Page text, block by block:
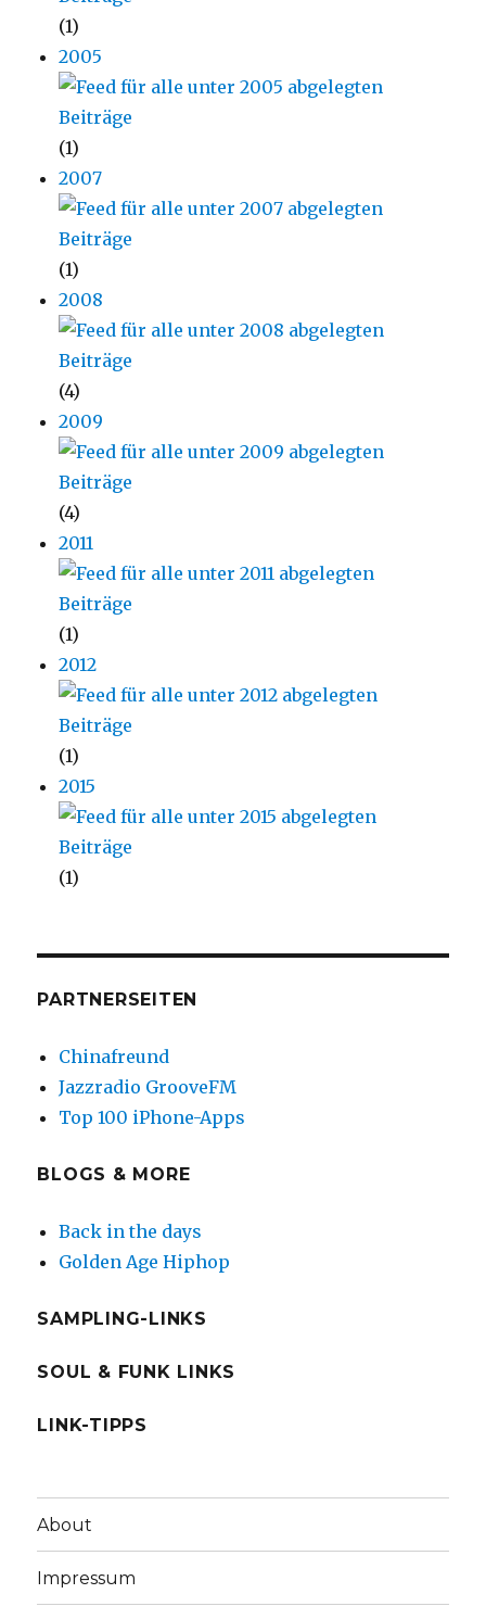
(1)
2005
(1)
2007
(1)
2008
(4)
2009
(4)
2011
(1)
2012
(1)
2015
(1)
PARTNERSEITEN
Chinafreund
Jazzradio GrooveFM
Top 100 iPhone-Apps
BLOGS & MORE
Back in the days
Golden Age Hiphop
SAMPLING-LINKS
SOUL & FUNK LINKS
LINK-TIPPS
About
Impressum